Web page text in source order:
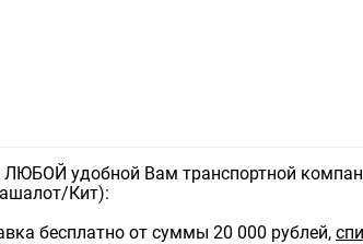
ЛЮБОЙ удобной Вам транспортной
Кит):
бесплатно от суммы 20 000 рублей,